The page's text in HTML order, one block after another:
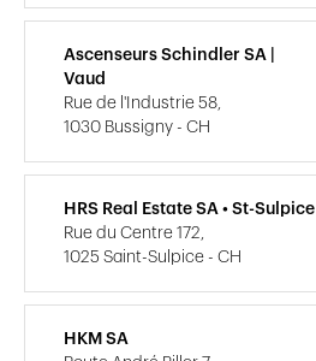
Ascenseurs Schindler SA |
Vaud
Rue de l'Industrie 58,
1030 Bussigny - CH
HRS Real Estate SA • St-Sulpice
Rue du Centre 172,
1025 Saint-Sulpice - CH
HKM SA